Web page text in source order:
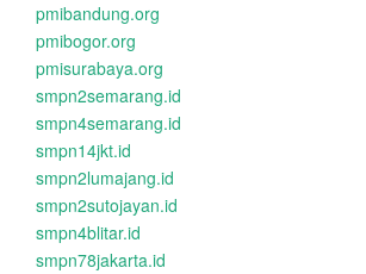
pmibandung.org
pmibogor.org
pmisurabaya.org
smpn2semarang.id
smpn4semarang.id
smpn14jkt.id
smpn2lumajang.id
smpn2sutojayan.id
smpn4blitar.id
smpn78jakarta.id